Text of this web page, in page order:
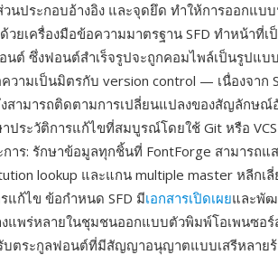
นประกอบอ้างอิง และจุดยึด ทำให้การออกแบ
วยเครื่องมือข้อความมาตรฐาน SFD ทำหน้าที่
ต์ ซึ่งฟอนต์สำเร็จรูปจะถูกคอมไพล์เป็นรูปแบ
วามเป็นมิตรกับ version control — เนื่องจาก
ามารถติดตามการเปลี่ยนแปลงของสัญลักษณ์
ประวัติการแก้ไขที่สมบูรณ์โดยใช้ Git หรือ
ร: รักษาข้อมูลทุกชิ้นที่ FontForge สามารถแ
lookup และแกน multiple master หลีกเลี่
แก้ไข ข้อกำหนด SFD มีเอกสารเปิดเผยและพั
งแพร่หลายในชุมชนออกแบบตัวพิมพ์โอเพนซอ
บตระกูลฟอนต์ที่มีสัญญาอนุญาตแบบเสรีหลายร้